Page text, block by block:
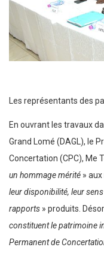
Les représentants des
En ouvrant les travaux
Grand Lomé (DAGL), le
Concertation (CPC), Me
un hommage mérité »
leur disponibilité, leur
rapports » produits.
constituent le patrimoine
Permanent de